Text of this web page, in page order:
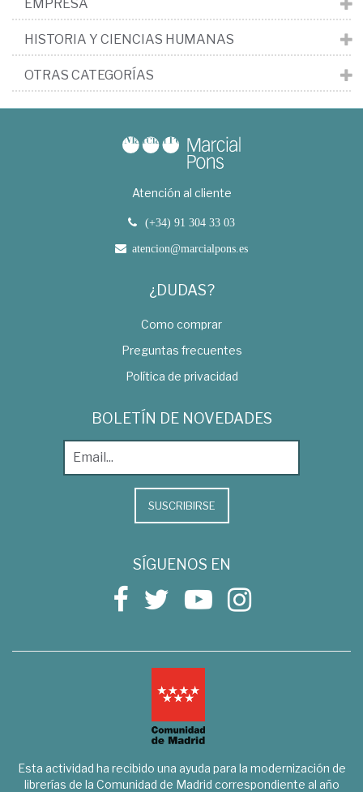
EMPRESA
HISTORIA Y CIENCIAS HUMANAS
OTRAS CATEGORÍAS
Atención al cliente
(+34) 91 304 33 03
atencion@marcialpons.es
¿DUDAS?
Como comprar
Preguntas frecuentes
Política de privacidad
BOLETÍN DE NOVEDADES
SUSCRIBIRSE
SÍGUENOS EN
Esta actividad ha recibido una ayuda para la modernización de
librerías de la Comunidad de Madrid correspondiente al año